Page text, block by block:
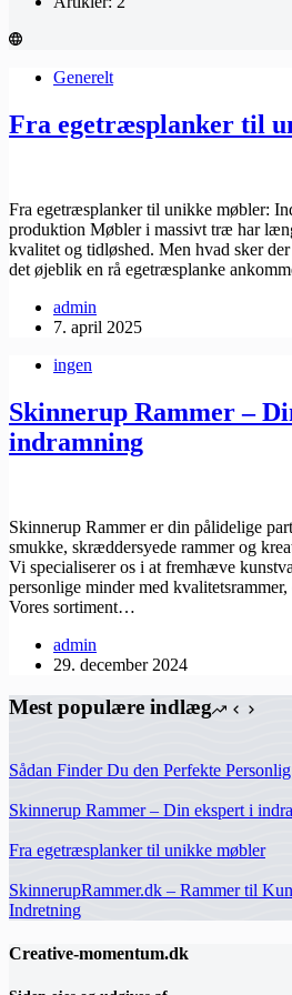
Generelt
Fra egetræsplanker til
Fra egetræsplanker til unikke møbler:
produktion Møbler i massivt træ har
kvalitet og tidløshed. Men hvad sker
det øjeblik en rå egetræsplanke
admin
7. april 2025
ingen
Skinnerup Rammer –
indramning
Skinnerup Rammer er din pålidelige
smukke, skræddersyede rammer og
Vi specialiserer os i at fremhæve
personlige minder med
Vores sortiment…
admin
29. december 2024
Mest populære indlæg
Sådan Finder Du den Perfekte
Skinnerup Rammer – Din ekspert i
Fra egetræsplanker til unikke møbler
SkinnerupRammer.dk – Rammer til
Indretning
Creative-momentum.dk